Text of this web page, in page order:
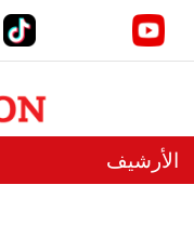
الأرشيف